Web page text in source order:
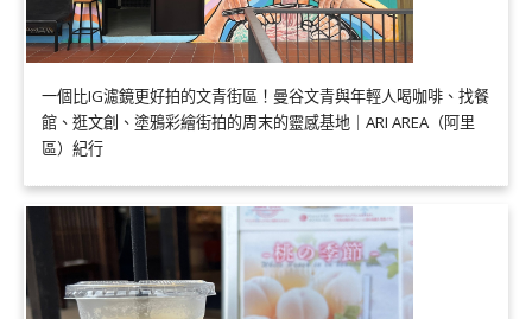
一個比IG濾鏡更好拍的文青街區！曼谷文青與年輕人喝咖啡、找餐
館、逛文創、塗鴉彩繪街拍的周末的靈感基地｜ARI AREA（阿里
區）紀行